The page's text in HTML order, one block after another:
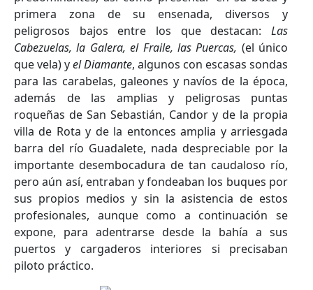
primera zona de su ensenada, diversos y
peligrosos bajos entre los que destacan: Las
Cabezuelas, la Galera, el Fraile, las Puercas, (el único
que vela) yel Diamante, algunos con escasas sondas
para las carabelas, galeones y navíos de la época,
además de las amplias y peligrosas puntas
roqueñas de San Sebastián, Candor y de la propia
villa de Rota y de la entonces amplia y arriesgada
barra del río Guadalete, nada despreciable por la
importante desembocadura de tan caudaloso río,
pero aún así, entraban y fondeaban los buques por
sus propios medios y sin la asistencia de estos
profesionales, aunque como a continuación se
expone, para adentrarse desde la bahía a sus
puertos y cargaderos interiores si precisaban
piloto práctico.